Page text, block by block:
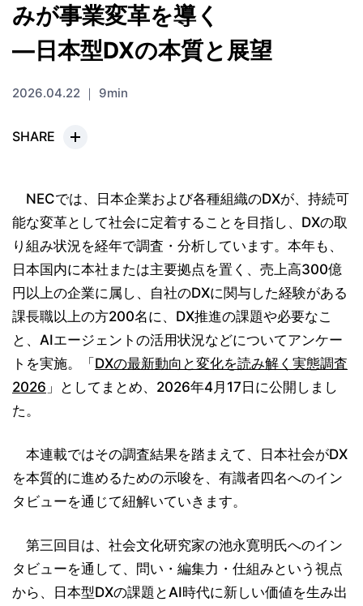
みが事業変革を導く
―日本型DXの本質と展望
2026.04.22 ｜ 9min
SHARE
NECでは、日本企業および各種組織のDXが、持続可
能な変革として社会に定着することを目指し、DXの取
り組み状況を経年で調査・分析しています。本年も、
日本国内に本社または主要拠点を置く、売上高300億
円以上の企業に属し、自社のDXに関与した経験がある
課長職以上の方200名に、DX推進の課題や必要なこ
と、AIエージェントの活用状況などについてアンケー
トを実施。「DXの最新動向と変化を読み解く実態調査
2026 」としてまとめ、2026年4月17日に公開しまし
た。
本連載ではその調査結果を踏まえて、日本社会がDX
を本質的に進めるための示唆を、有識者四名へのイン
タビューを通じて紐解いていきます。
第三回目は、社会文化研究家の池永寛明氏へのイン
タビューを通して、問い・編集力・仕組みという視点
から、日本型DXの課題とAI時代に新しい価値を生み出